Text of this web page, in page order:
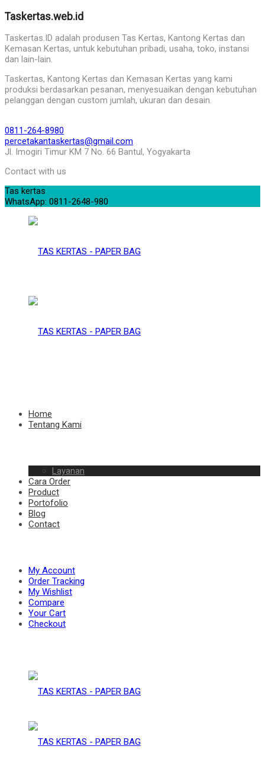
Taskertas.web.id
Taskertas.ID adalah produsen Tas Kertas, Kantong Kertas dan
Kemasan Kertas, untuk kebutuhan pribadi, usaha, toko, instansi
dan lain-lain.
Taskertas, Kantong Kertas dan Kemasan Kertas yang kami
produksi berdasarkan pesanan, menyesuaikan dengan kebutuhan
pelanggan dengan custom jumlah, ukuran dan desain.
0811-264-8980
percetakantaskertas@gmail.com
Jl. Imogiri Timur KM 7 No. 66 Bantul, Yogyakarta
Contact with us
Tas kertas
WhatsApp: 0811-2648-980
–
BAG
KERTAS
PAPER
BAG
Home
Tentang Kami
Layanan
Cara Order
Product
Portofolio
Blog
Contact
My Account
Order Tracking
My Wishlist
Compare
Your Cart
Checkout